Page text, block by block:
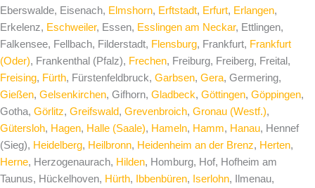
Eberswalde, Eisenach, Elmshorn, Erftstadt, Erfurt, Erlangen,
Erkelenz, Eschweiler, Essen, Esslingen am Neckar, Ettlingen,
Falkensee, Fellbach, Filderstadt, Flensburg, Frankfurt, Frankfurt
(Oder), Frankenthal (Pfalz), Frechen, Freiburg, Freiberg, Freital,
Freising, Fürth, Fürstenfeldbruck, Garbsen, Gera, Germering,
Gießen, Gelsenkirchen, Gifhorn, Gladbeck, Göttingen, Göppingen,
Gotha, Görlitz, Greifswald, Grevenbroich, Gronau (Westf.),
Gütersloh, Hagen, Halle (Saale), Hameln, Hamm, Hanau, Hennef
(Sieg), Heidelberg, Heilbronn, Heidenheim an der Brenz, Herten,
Herne, Herzogenaurach, Hilden, Homburg, Hof, Hofheim am
Taunus, Hückelhoven, Hürth, Ibbenbüren, Iserlohn, Ilmenau,